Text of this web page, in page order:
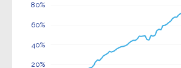
20%
40%
60%
80%